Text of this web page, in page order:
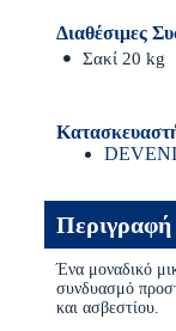
Διαθέσιμες
Σακί 20 kg
Περιγραφή
Ένα μοναδικό
συνδυασμό
και ασβεστίου.